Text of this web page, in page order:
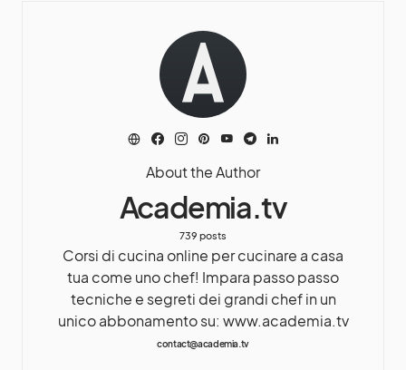
About the Author
Academia.tv
739 posts
Corsi di cucina online per cucinare a casa
tua come uno chef! Impara passo passo
tecniche e segreti dei grandi chef in un
unico abbonamento su: www.academia.tv
contact@academia.tv